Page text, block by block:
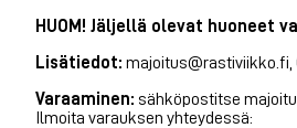
HUOM! Jäljellä olevat huoneet
Lisätiedot: majoitus@rastiviikko.fi,
Varaaminen: sähköpostitse
Ilmoita varauksen yhteydessä: